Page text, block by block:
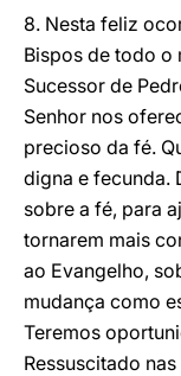
8. Nesta feliz
Bispos de todo o
Sucessor de
Senhor nos
precioso da fé.
digna e fecunda.
sobre a fé, para
tornarem mais
ao Evangelho,
mudança como
Teremos
Ressuscitado